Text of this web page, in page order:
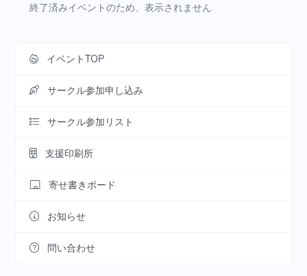
終了済みイベントのため、表示されません
イベントTOP
サークル参加申し込み
サークル参加リスト
支援印刷所
寄せ書きボード
お知らせ
問い合わせ